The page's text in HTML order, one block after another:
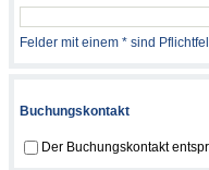
Felder mit einem * sind
Buchungskontakt
Der Buchungskontakt